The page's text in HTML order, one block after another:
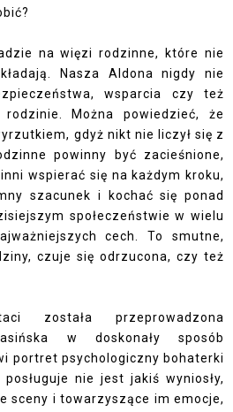
na więzi rodzinne, które nie
Nasza Aldona nigdy nie
wsparcia czy też
Można powiedzieć, że
gdyż nikt nie liczył się z
powinny być zacieśnione,
wspierać się na każdym kroku,
szacunek i kochać się ponad
społeczeństwie w wielu
cech. To smutne,
czuje się odrzucona, czy też
została przeprowadzona
w doskonały sposób
portret psychologiczny bohaterki
nie jest jakiś wyniosły,
sceny i towarzyszące im emocje,